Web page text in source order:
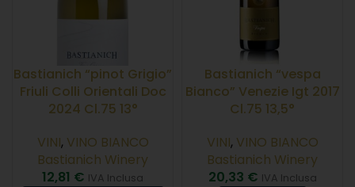
Bastianich “pinot Grigio”
Friuli Colli Orientali Doc
2024 Cl.75 13°
VINI, VINO BIANCO
Bastianich Winery
12,81 € IVA Inclusa
Bastianich “vespa
Bianco” Venezie Igt 2017
Cl.75 13,5°
VINI, VINO BIANCO
Bastianich Winery
20,33 € IVA Inclusa